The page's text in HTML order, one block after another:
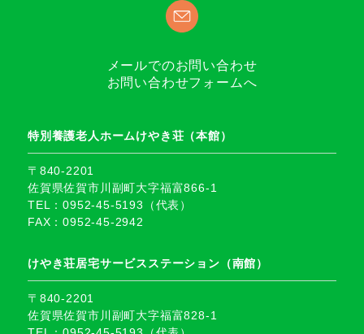
メールでのお問い合わせ
お問い合わせフォームへ
特別養護老人ホームけやき荘（本館）
〒840-2201
佐賀県佐賀市川副町大字福富866-1
TEL：0952-45-5193（代表）
FAX：0952-45-2942
けやき荘居宅サービスステーション（南館）
〒840-2201
佐賀県佐賀市川副町大字福富828-1